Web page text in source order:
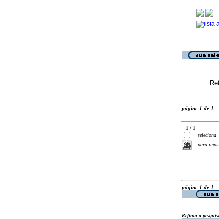
página 1 de 1
1 / 1
seleciona
para
página 1 de 1
Refinar a